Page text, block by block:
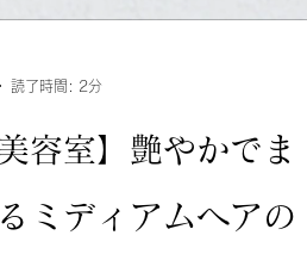
容室】艶やかでま
ミディアムヘアの
読了時間: 2分